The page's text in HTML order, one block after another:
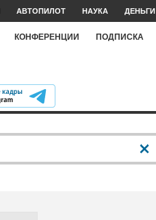
АВТОПИЛОТ НАУКА ДЕНЬГИ
КОНФЕРЕНЦИИ ПОДПИСКА